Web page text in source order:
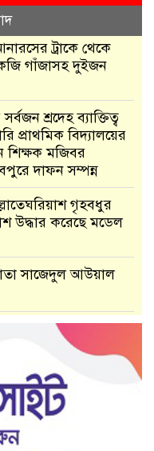
ট্রাকে থেকে
গাঁজাসহ দুইজন
শ্রদেহ ব‍্যাক্তিত্ব
প্রাথমিক বিদ্যালয়ের
শিক্ষক মজিবর
দাফন সম্পন্ন
গৃহবধুর
উদ্ধার করেছে মডেল
সাজেদুল আউয়াল
ধর্ষণের অভিযোগে
মাদ্রাসাছাত্রীকে